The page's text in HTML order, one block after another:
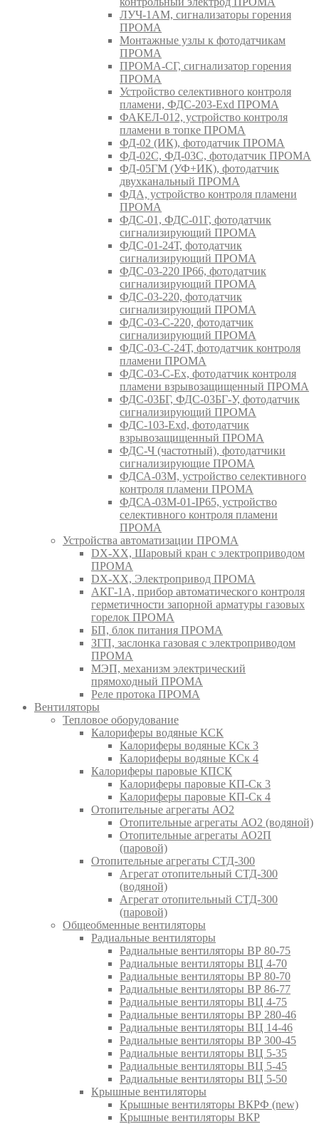
ЛУЧ-1АМ, сигнализаторы горения
ПРОМА
Монтажные узлы к фотодатчикам
ПРОМА
ПРОМА-СГ, сигнализатор горения
ПРОМА
Устройство селективного контроля
пламени, ФДС-203-Exd ПРОМА
ФАКЕЛ-012, устройство контроля
пламени в топке ПРОМА
ФД-02 (ИК), фотодатчик ПРОМА
ФД-02С, ФД-03С, фотодатчик ПРОМА
ФД-05ГМ (УФ+ИК), фотодатчик
двухканальный ПРОМА
ФДА, устройство контроля пламени
ПРОМА
ФДС-01, ФДС-01Г, фотодатчик
сигнализирующий ПРОМА
ФДС-01-24Т, фотодатчик
сигнализирующий ПРОМА
ФДС-03-220 IP66, фотодатчик
сигнализирующий ПРОМА
ФДС-03-220, фотодатчик
сигнализирующий ПРОМА
ФДС-03-С-220, фотодатчик
сигнализирующий ПРОМА
ФДС-03-С-24Т, фотодатчик контроля
пламени ПРОМА
ФДС-03-С-Ex, фотодатчик контроля
пламени взрывозащищенный ПРОМА
ФДС-03БГ, ФДС-03БГ-У, фотодатчик
сигнализирующий ПРОМА
ФДС-103-Ехd, фотодатчик
взрывозащищенный ПРОМА
ФДС-Ч (частотный), фотодатчики
сигнализирующие ПРОМА
ФДСА-03М, устройство селективного
контроля пламени ПРОМА
ФДСА-03М-01-IP65, устройство
селективного контроля пламени
ПРОМА
Устройства автоматизации ПРОМА
DX-XX, Шаровый кран c электроприводом
ПРОМА
DX-XX, Электропривод ПРОМА
АКГ-1А, прибор автоматического контроля
герметичности запорной арматуры газовых
горелок ПРОМА
БП, блок питания ПРОМА
ЗГП, заслонка газовая с электроприводом
ПРОМА
МЭП, механизм электрический
прямоходный ПРОМА
Реле протока ПРОМА
Вентиляторы
Тепловое оборудование
Калориферы водяные КСК
Калориферы водяные КСк 3
Калориферы водяные КСк 4
Калориферы паровые КПСК
Калориферы паровые КП-Ск 3
Калориферы паровые КП-Ск 4
Отопительные агрегаты АО2
Отопительные агрегаты АО2 (водяной)
Отопительные агрегаты АО2П
(паровой)
Отопительные агрегаты СТД-300
Агрегат отопительный СТД-300
(водяной)
Агрегат отопительный СТД-300
(паровой)
Общеобменные вентиляторы
Радиальные вентиляторы
Радиальные вентиляторы ВР 80-75
Радиальные вентиляторы ВЦ 4-70
Радиальные вентиляторы ВР 80-70
Радиальные вентиляторы ВР 86-77
Радиальные вентиляторы ВЦ 4-75
Радиальные вентиляторы ВР 280-46
Радиальные вентиляторы ВЦ 14-46
Радиальные вентиляторы ВР 300-45
Радиальные вентиляторы ВЦ 5-35
Радиальные вентиляторы ВЦ 5-45
Радиальные вентиляторы ВЦ 5-50
Крышные вентиляторы
Крышные вентиляторы ВКРФ (new)
Крышные вентиляторы ВКР